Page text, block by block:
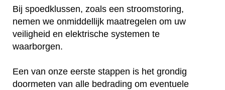
Bij spoedklussen, zoals een stroomstoring,
nemen we onmiddellijk maatregelen om uw
veiligheid en elektrische systemen te
waarborgen.
Een van onze eerste stappen is het grondig
doormeten van alle bedrading om eventuele